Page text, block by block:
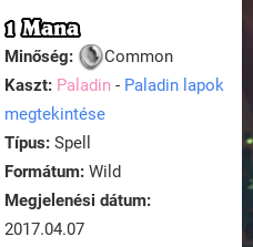
1 Mana
Minőség:
Common
Kaszt: Paladin - Paladin lapok
megtekintése
Típus: Spell
Formátum: Wild
Megjelenési dátum:
2017.04.07